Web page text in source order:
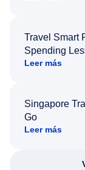
Travel Smart
Spending
Leer más
Singapore
Go
Leer más